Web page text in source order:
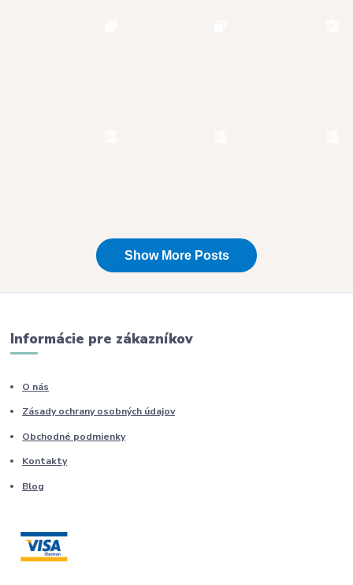
Informácie pre zákazníkov
O nás
Zásady ochrany osobných údajov
Obchodné podmienky
Kontakty
Blog